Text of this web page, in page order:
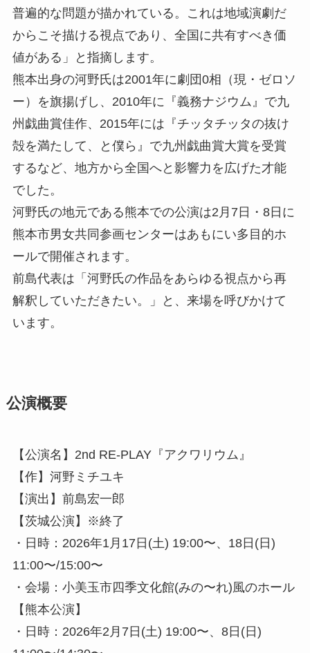
普遍的な問題が描かれている。これは地域演劇だ
からこそ描ける視点であり、全国に共有すべき価
値がある」と指摘します。
熊本出身の河野氏は2001年に劇団0相（現・ゼロソ
ー）を旗揚げし、2010年に『義務ナジウム』で九
州戯曲賞佳作、2015年には『チッタチッタの抜け
殻を満たして、と僕ら』で九州戯曲賞大賞を受賞
するなど、地方から全国へと影響力を広げた才能
でした。
河野氏の地元である熊本での公演は2月7日・8日に
熊本市男女共同参画センターはあもにい多目的ホ
ールで開催されます。
前島代表は「河野氏の作品をあらゆる視点から再
解釈していただきたい。」と、来場を呼びかけて
います。
公演概要
【公演名】2nd RE-PLAY『アクワリウム』
【作】河野ミチユキ
【演出】前島宏一郎
【茨城公演】※終了
・日時：2026年1月17日(土) 19:00〜、18日(日)
11:00〜/15:00〜
・会場：小美玉市四季文化館(みの〜れ)風のホール
【熊本公演】
・日時：2026年2月7日(土) 19:00〜、8日(日)